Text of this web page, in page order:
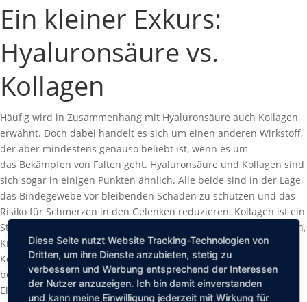
Ein kleiner Exkurs:
Hyaluronsäure vs.
Kollagen
Häufig wird in Zusammenhang mit Hyaluronsäure auch Kollagen
erwähnt. Doch dabei handelt es sich um einen anderen Wirkstoff,
der aber mindestens genauso beliebt ist, wenn es um
das Bekämpfen von Falten geht. Hyaluronsäure und Kollagen sind
sich sogar in einigen Punkten ähnlich. Alle beide sind in der Lage,
das Bindegewebe vor bleibenden Schäden zu schützen und das
Risiko für Schmerzen in den Gelenken reduzieren. Kollagen ist ein
Strukturprotein der Haut, es kommt aber auch in unseren Sehnen,
Knochen und im Bindegewebe vor. Es besitzt eine starke
Konsistenz und hat viele Vorteile für den Körper. Keines der
beiden ist ein Wundermittel, aber beide haben bei regelmäßiger
Einnahme auf die Haut eine polsternden, glättenden Effekt. Ob
Diese Seite nutzt Website Tracking-Technologien von
Dritten, um ihre Dienste anzubieten, stetig zu
verbessern und Werbung entsprechend der Interessen
der Nutzer anzuzeigen. Ich bin damit einverstanden
und kann meine Einwilligung jederzeit mit Wirkung für